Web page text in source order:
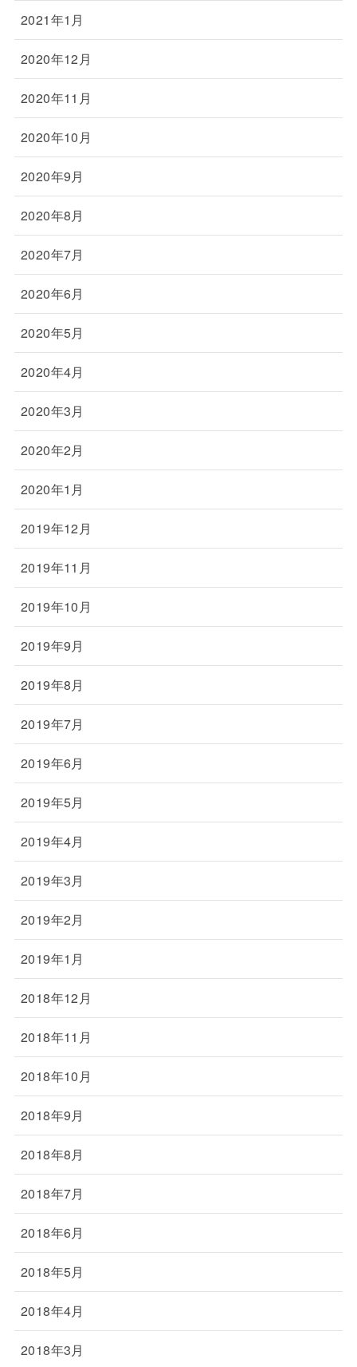
2021年1月
2020年12月
2020年11月
2020年10月
2020年9月
2020年8月
2020年7月
2020年6月
2020年5月
2020年4月
2020年3月
2020年2月
2020年1月
2019年12月
2019年11月
2019年10月
2019年9月
2019年8月
2019年7月
2019年6月
2019年5月
2019年4月
2019年3月
2019年2月
2019年1月
2018年12月
2018年11月
2018年10月
2018年9月
2018年8月
2018年7月
2018年6月
2018年5月
2018年4月
2018年3月